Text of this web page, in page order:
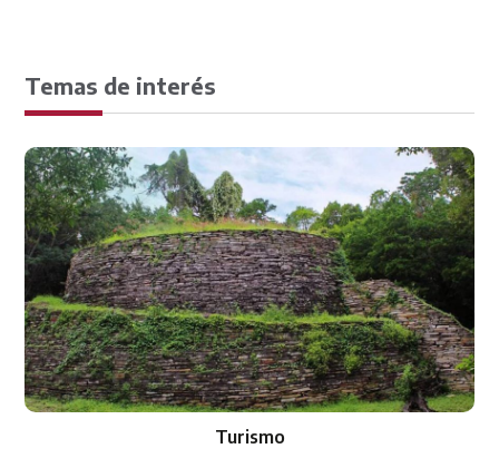
Temas de interés
Transparencia